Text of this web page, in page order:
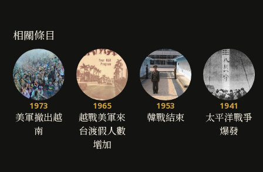
相關條目
1973
美軍撤出越
南
1965
越戰美軍來
台渡假人數
增加
1953
韓戰結束
1941
太平洋戰爭
爆發